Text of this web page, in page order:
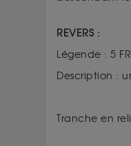
REVERS :
Légende : 5
Description :
Tranche en